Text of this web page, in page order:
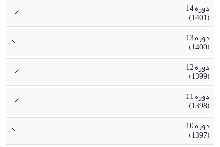
دوره 14
(1401)
دوره 13
(1400)
دوره 12
(1399)
دوره 11
(1398)
دوره 10
(1397)